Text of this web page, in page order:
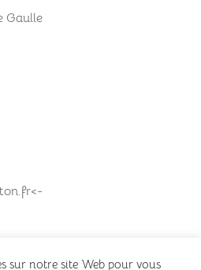
Gaulle
sur notre site Web pour vous